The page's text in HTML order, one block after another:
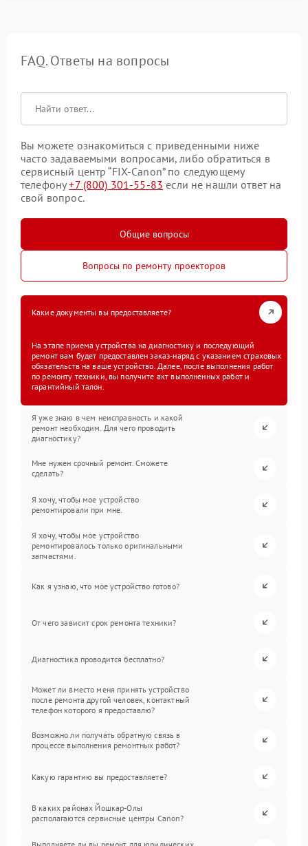
FAQ. Ответы на вопросы
Вы можете ознакомиться с приведенными ниже
часто задаваемыми вопросами, либо обратиться в
сервисный центр “FIX-Canon” по следующему
телефону+7 (800) 301-55-83 если не нашли ответ на
свой вопрос.
Общие вопросы
Вопросы по ремонту проекторов
Какие документы вы предоставляете?
На этапе приема устройства на диагностику и последующий
ремонт вам будет предоставлен заказ-наряд с указанием страховых
обязательств на ваше устройство. Далее, после выполнения работ
по ремонту техники, вы получите акт выполненных работ и
гарантийный талон.
Я уже знаю в чем неисправность и какой
ремонт необходим. Для чего проводить
диагностику?
Мне нужен срочный ремонт. Сможете
сделать?
Я хочу, чтобы мое устройство
ремонтировали при мне.
Я хочу, чтобы мое устройство
ремонтировалось только оригинальными
запчастями.
Как я узнаю, что мое устройство готово?
От чего зависит срок ремонта техники?
Диагностика проводится бесплатно?
Может ли вместо меня принять устройство
после ремонта другой человек, контактный
телефон которого я предоставлю?
Возможно ли получать обратную связь в
процессе выполнения ремонтных работ?
Какую гарантию вы предоставляете?
В каких районах Йошкар-Олы
располагаются сервисные центры Canon?